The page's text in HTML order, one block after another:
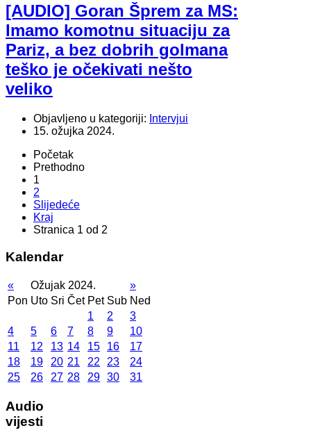
[AUDIO] Goran Šprem za MS:
Imamo komotnu situaciju za
Pariz, a bez dobrih golmana
teško je očekivati nešto
veliko
Objavljeno u kategoriji: Intervjui
15. ožujka 2024.
Početak
Prethodno
1
2
Slijedeće
Kraj
Stranica 1 od 2
Kalendar
« Ožujak 2024.
»
Pon Uto Sri Čet Pet Sub Ned
1
2
3
4
5 6 7 8 9
10
11
12 13 14 15 16
17
18
19 20 21 22 23
24
25
26 27 28 29 30 31
Audio
vijesti